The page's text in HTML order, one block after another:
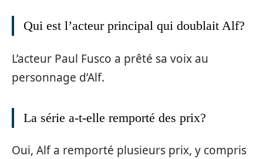
Qui est l’acteur principal qui doublait Alf?
L’acteur Paul Fusco a prêté sa voix au
personnage d’Alf.
La série a-t-elle remporté des prix?
Oui, Alf a remporté plusieurs prix, y compris